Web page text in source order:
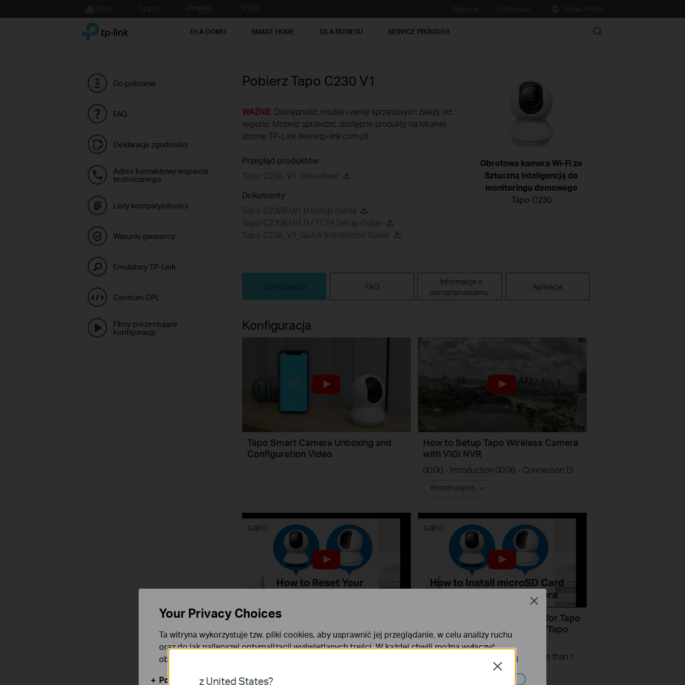
to
TP-Link, Reliably Smart DLA DOMU SMART HOME DLA BIZNESU SERVICE PROVIDER Search
Do pobrania
FAQ
Deklaracje zgodności
Adres kontaktowy wsparcia
technicznego
Listy kompatybilności
Warunki gwarancji
Emulatory TP-Link
Centrum GPL
Filmy prezentujące
konfigurację
Pobierz Tapo C230 V1
WAŻNE: Dostępność modeli i wersji sprzętowych zależy od
regionu. Możesz sprawdzić dostępne produkty na lokalnej
stronie TP-Link (www.tp-link.com.pl).
Przegląd produktów
Tapo C230_V1_Datasheet
Dokumenty
Tapo C230(EU)1.0 Setup Guide
Tapo C230(EU)1.0 / TC74 Setup Guide
Tapo C230_V1_Quick Installation Guide
Obrotowa kamera Wi-Fi ze
Sztuczną Inteligencją do
monitoringu domowego
Tapo C230
Konfiguracja FAQ
Informacje o
oprogramowaniu
Aplikacje
Konfiguracja
Tapo Smart Camera Unboxing and
Configuration Video
How to Setup Tapo Wireless Camera
with VIGI NVR
Rozwiń więcej
How to Reset Your Tapo Pan&Tilt
C230/TC71)
How to Install microSD Card for Tapo
Pan&Tilt Camera (Tapo C220/Tapo
C230/TC71)
z United States?
Close
Your Privacy Choices
Ta witryna wykorzystuje tzw. pliki cookies, aby usprawnić jej przeglądanie, w celu analizy ruchu
oraz do jak najlepszej optymalizacji wyświetlanych treści. W każdej chwili można wyłączyć
obsługę plików cookies. Więcej informacji na ten temat dostępnych jest w
Polityce prywatności
Podstawowe Cookies
Close